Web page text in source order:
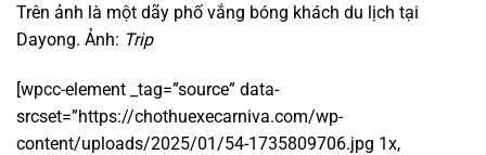
Trên ảnh là một dãy phố vắng bóng khách du lịch tại
Dayong. Ảnh: Trip
[wpcc-element _tag=”source” data-
srcset=”https://chothuexecarniva.com/wp-
content/uploads/2025/01/54-1735809706.jpg 1x,